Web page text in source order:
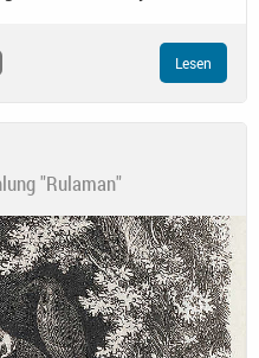
Lesen
"Rulaman"